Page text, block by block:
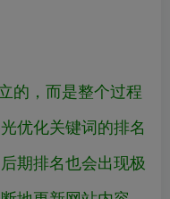
的，而是整个过程
优化关键词的排名
期排名也会出现极